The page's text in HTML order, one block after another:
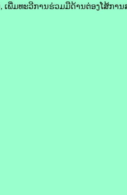
ເພີ່ມ​ທະວີ​ການ​ຮ່ວມ​ມື​ດ້ານ​ຕ່ອງ​ໂສ້​ກ